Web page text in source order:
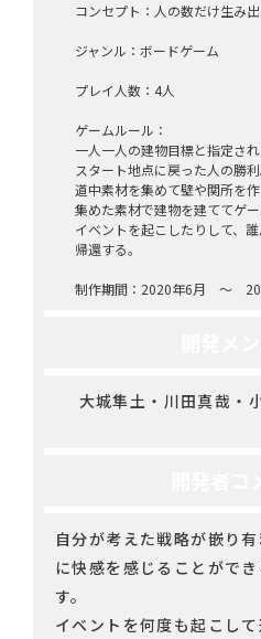
コンセプト：人の数だけ生み
ジャンル：ボードゲーム
プレイ人数：4人
ゲームルール：
一人一人の建物目標と指定さ
スタート地点に戻った人の勝利
道中素材を集めて壁や関所を作
集めた素材で建物を建ててゲ
イベントを起こしたりして、
帰還する。
制作期間：2020年6月 ～
大城隼土・川田真哉・
自分が考えた戦略が嵌り
に快感を感じることがで
す。
イベントを何度も起こし